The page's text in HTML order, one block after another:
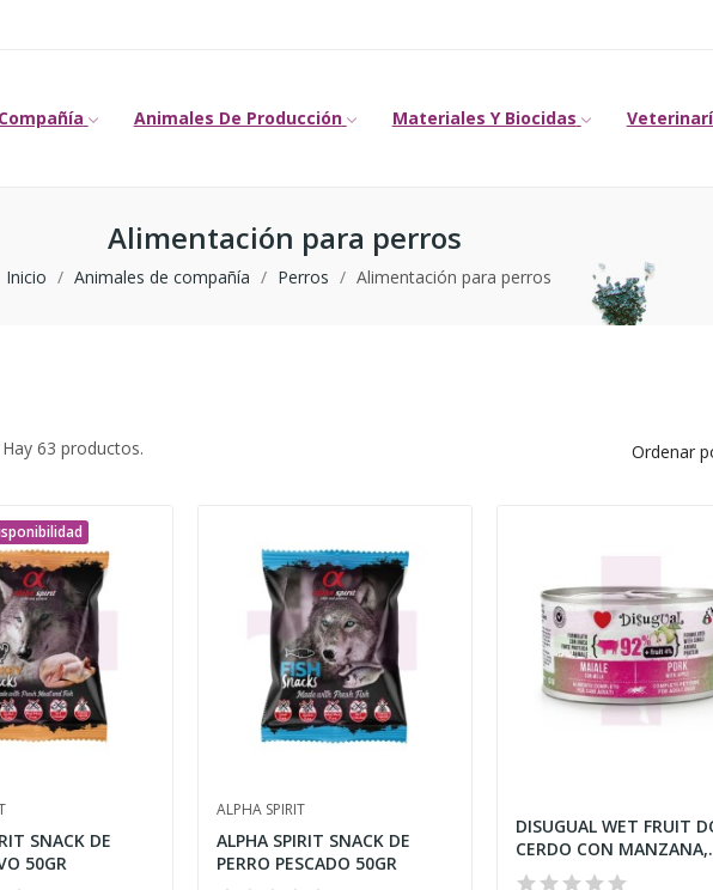
Animales De Producción Materiales Y Biocidas
Alimentación para perros
Inicio Animales de compañía Perros Alimentación para perros
Hay 63 productos. Ordenar
SNACK DE
50GR
ALPHA SPIRIT
ALPHA SPIRIT SNACK DE
PERRO PESCADO 50GR
DISUGUAL WET FRUIT
CERDO CON MANZANA,
150GR